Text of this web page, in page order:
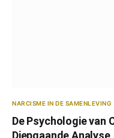
NARCISME IN DE SAMENLEVING
De Psychologie van
Diepgaande Analyse